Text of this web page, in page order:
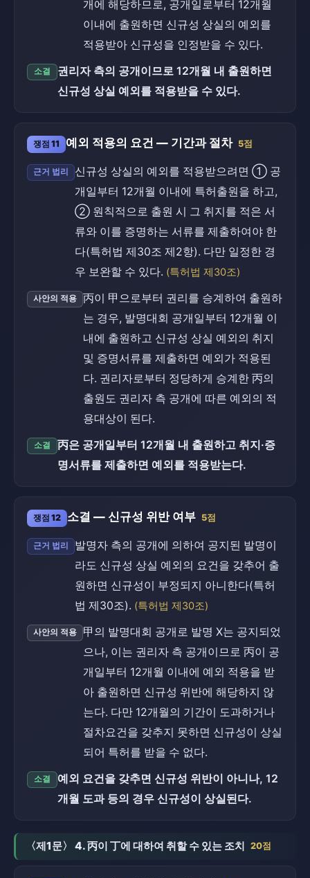
개에 해당하므로, 공개일로부터 12개월
이내에 출원하면 신규성 상실의 예외를
적용받아 신규성을 인정받을 수 있다.
소결
권리자 측의 공개이므로 12개월 내 출원하면
신규성 상실 예외를 적용받을 수 있다.
쟁점 11 예외 적용의 요건 — 기간과 절차 5점
근거 법리
신규성 상실의 예외를 적용받으려면 ① 공
개일부터 12개월 이내에 특허출원을 하고,
② 원칙적으로 출원 시 그 취지를 적은 서
류와 이를 증명하는 서류를 제출하여야 한
다(특허법 제30조 제2항). 다만 일정한 경
우 보완할 수 있다. (특허법 제30조)
사안의 적용
丙이 甲으로부터 권리를 승계하여 출원하
는 경우, 발명대회 공개일부터 12개월 이
내에 출원하고 신규성 상실 예외의 취지
및 증명서류를 제출하면 예외가 적용된
다. 권리자로부터 정당하게 승계한 丙의
출원도 권리자 측 공개에 따른 예외의 적
용대상이 된다.
소결
丙은 공개일부터 12개월 내 출원하고 취지·증
명서류를 제출하면 예외를 적용받는다.
쟁점 12 소결 — 신규성 위반 여부 5점
근거 법리
발명자 측의 공개에 의하여 공지된 발명이
라도 신규성 상실 예외의 요건을 갖추어 출
원하면 신규성이 부정되지 아니한다(특허
법 제30조). (특허법 제30조)
사안의 적용
甲의 발명대회 공개로 발명 X는 공지되었
으나, 이는 권리자 측 공개이므로 丙이 공
개일부터 12개월 이내에 예외 적용을 받
아 출원하면 신규성 위반에 해당하지 않
는다. 다만 12개월의 기간이 도과하거나
절차요건을 갖추지 못하면 신규성이 상실
되어 특허를 받을 수 없다.
소결
예외 요건을 갖추면 신규성 위반이 아니나, 12
개월 도과 등의 경우 신규성이 상실된다.
〈제1문〉 4. 丙이 丁에 대하여 취할 수 있는 조치 20점